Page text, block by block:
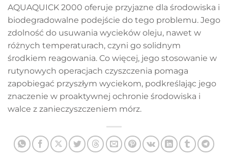
AQUAQUICK 2000 oferuje przyjazne dla środowiska i
biodegradowalne podejście do tego problemu. Jego
zdolność do usuwania wycieków oleju, nawet w
różnych temperaturach, czyni go solidnym
środkiem reagowania. Co więcej, jego stosowanie w
rutynowych operacjach czyszczenia pomaga
zapobiegać przyszłym wyciekom, podkreślając jego
znaczenie w proaktywnej ochronie środowiska i
walce z zanieczyszczeniem mórz.